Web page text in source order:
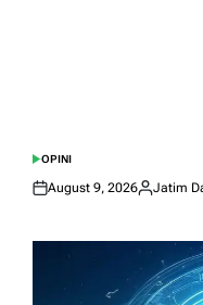
POSTED
IN
OPINI
Posted
August 9, 2026
Posted
Jatim